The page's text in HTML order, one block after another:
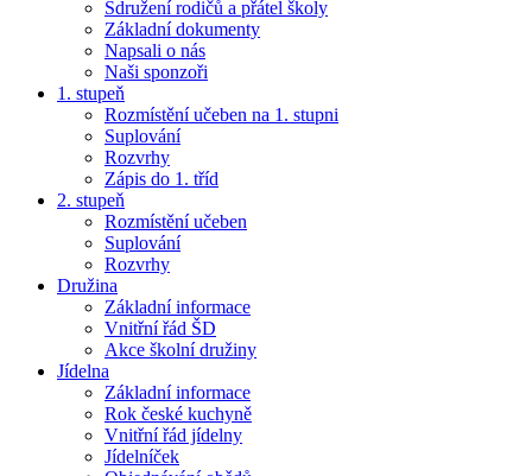
Sdružení rodičů a přátel školy
Základní dokumenty
Napsali o nás
Naši sponzoři
1. stupeň
Rozmístění učeben na 1. stupni
Suplování
Rozvrhy
Zápis do 1. tříd
2. stupeň
Rozmístění učeben
Suplování
Rozvrhy
Družina
Základní informace
Vnitřní řád ŠD
Akce školní družiny
Jídelna
Základní informace
Rok české kuchyně
Vnitřní řád jídelny
Jídelníček